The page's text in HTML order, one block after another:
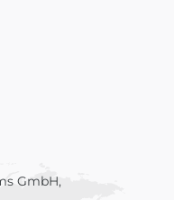
GmbH,